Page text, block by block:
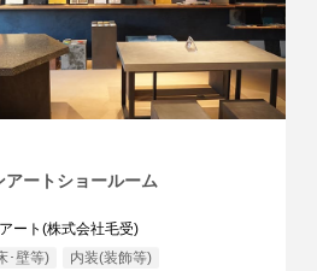
アートショールーム
ート(株式会社毛受)
･壁等)
内装(装飾等)